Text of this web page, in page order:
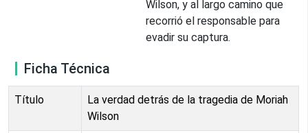
Wilson, y al largo camino que
recorrió el responsable para
evadir su captura.
Ficha Técnica
Título
La verdad detrás de la tragedia de Moriah
Wilson